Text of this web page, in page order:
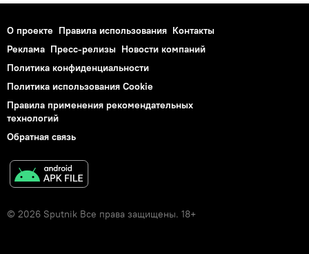
О проекте Правила использования Контакты
Реклама Пресс-релизы Новости компаний
Политика конфиденциальности
Политика использования Cookie
Правила применения рекомендательных
технологий
Обратная связь
© 2026 Sputnik Все права защищены. 18+